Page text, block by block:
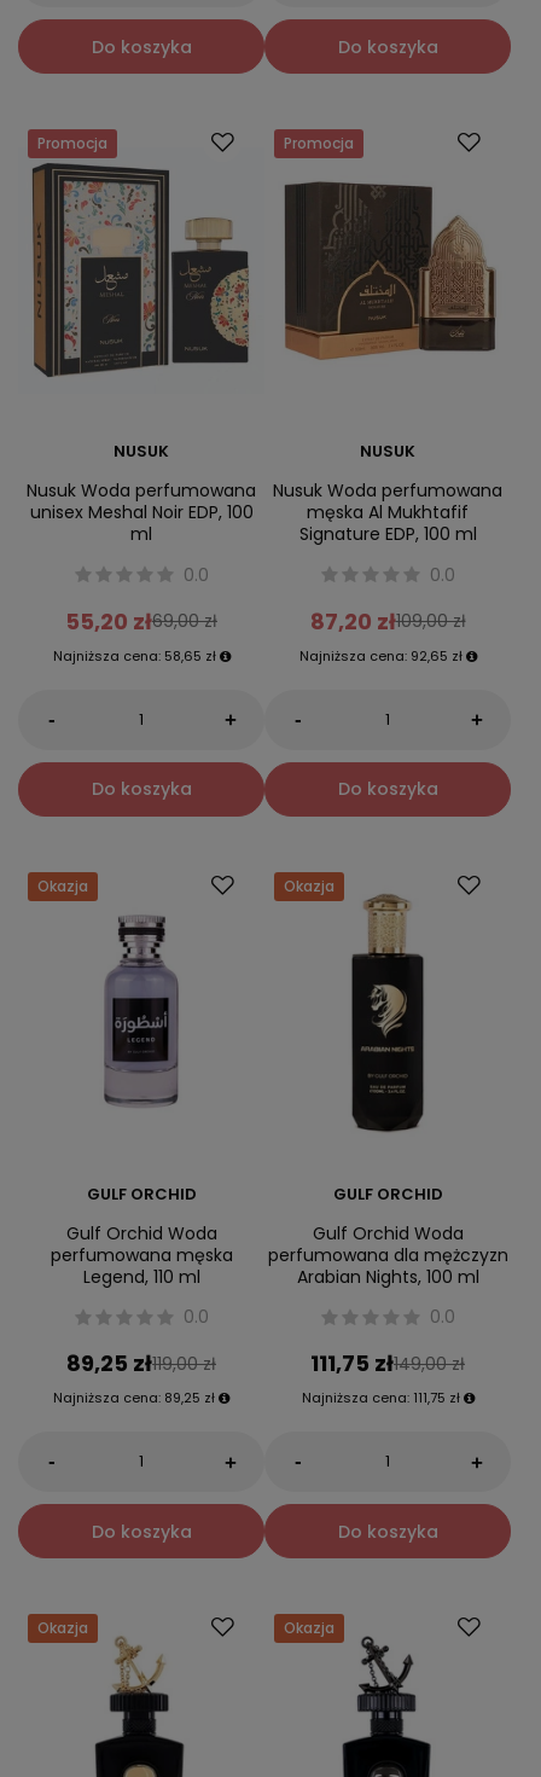
Do koszyka Do koszyka
Promocja
NUSUK
Nusuk Woda perfumowana
unisex Meshal Noir EDP, 100
ml
0.0
55,20 zł69,00 zł
Najniższa cena: 58,65 zł
- +
Do koszyka
Promocja
NUSUK
Nusuk Woda perfumowana
męska Al Mukhtafif
Signature EDP, 100 ml
0.0
87,20 zł109,00 zł
Najniższa cena: 92,65 zł
- +
Do koszyka
Okazja
GULF ORCHID
Gulf Orchid Woda
perfumowana męska
Legend, 110 ml
0.0
89,25 zł119,00 zł
Najniższa cena: 89,25 zł
- +
Do koszyka
Okazja
GULF ORCHID
Gulf Orchid Woda
perfumowana dla mężczyzn
Arabian Nights, 100 ml
0.0
111,75 zł149,00 zł
Najniższa cena: 111,75 zł
- +
Do koszyka
Okazja Okazja